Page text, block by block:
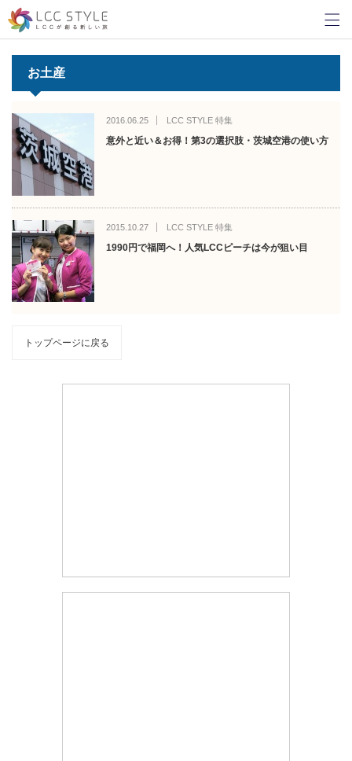
お土産
2016.06.25 LCC STYLE 特集
意外と近い＆お得！第3の選択肢・茨城空港の使い方
2015.10.27 LCC STYLE 特集
1990円で福岡へ！人気LCCピーチは今が狙い目
トップページに戻る